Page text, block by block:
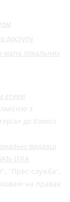
доступу
мапа локальних
етики
з
до Комісії
видавці
IFRA
"Прес-служба",
на правах